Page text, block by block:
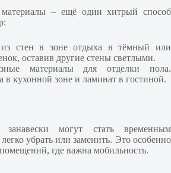
– ещё один хитрый способ
из стен в зоне отдыха в тёмный или
оставив другие стены светлыми.
материалы для отделки пола.
в кухонной зоне и ламинат в гостиной.
могут стать временным
убрать или заменить. Это особенно
где важна мобильность.